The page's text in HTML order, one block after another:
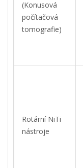
(Konusová
počítačová
tomografie)
Rotární NiTi
nástroje